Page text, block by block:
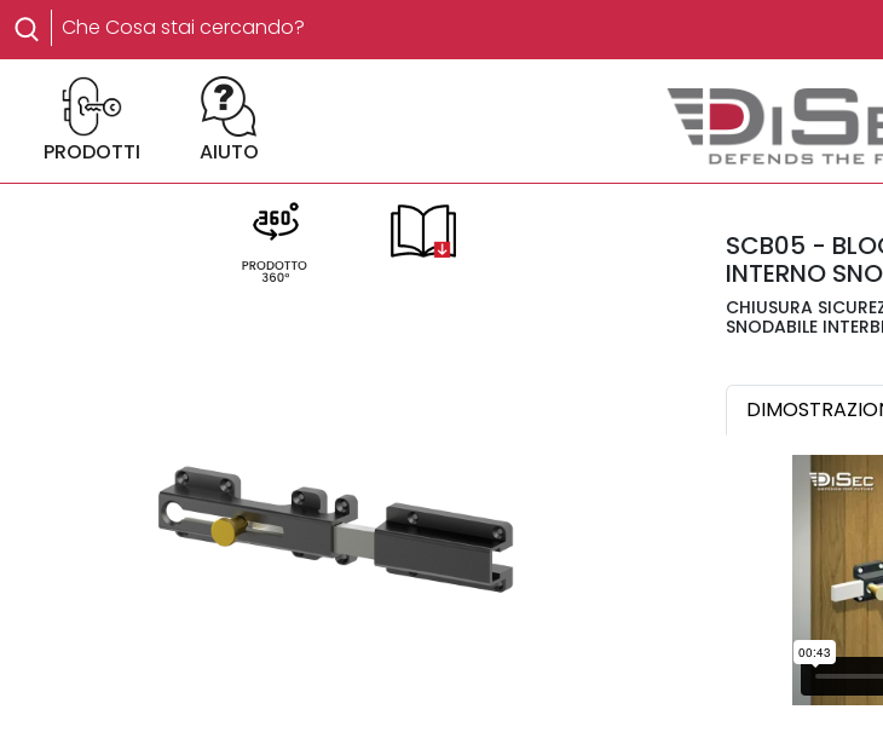
PRODOTTI AIUTO
SCB05 -
INTERNO
CHIUSURA
SNODABILE